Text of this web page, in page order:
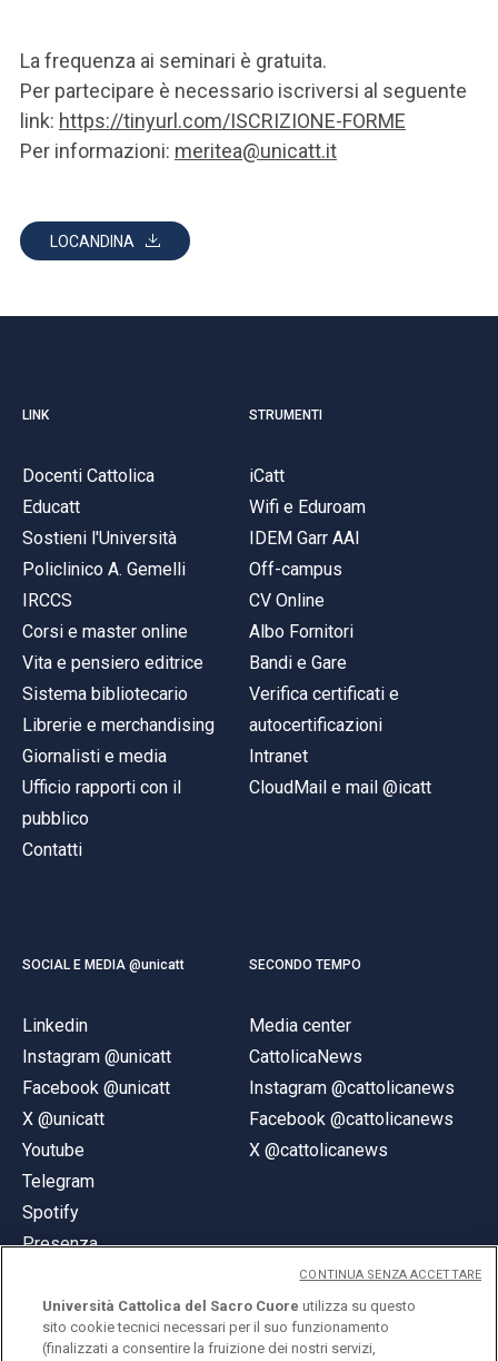
La frequenza ai seminari è gratuita.
Per partecipare è necessario iscriversi al seguente
link: https://tinyurl.com/ISCRIZIONE-FORME
Per informazioni: meritea@unicatt.it
LOCANDINA
LINK
Docenti Cattolica
Educatt
Sostieni l'Università
Policlinico A. Gemelli
IRCCS
Corsi e master online
Vita e pensiero editrice
Sistema bibliotecario
Librerie e merchandising
Giornalisti e media
Ufficio rapporti con il
pubblico
Contatti
STRUMENTI
iCatt
Wifi e Eduroam
IDEM Garr AAI
Off-campus
CV Online
Albo Fornitori
Bandi e Gare
Verifica certificati e
autocertificazioni
Intranet
CloudMail e mail @icatt
SOCIAL E MEDIA @unicatt
Linkedin
Instagram @unicatt
Facebook @unicatt
X @unicatt
Youtube
Telegram
Spotify
Presenza
SECONDO TEMPO
Media center
CattolicaNews
Instagram @cattolicanews
Facebook @cattolicanews
X @cattolicanews
Università Cattolica del Sacro Cuore utilizza su questo
sito cookie tecnici necessari per il suo funzionamento
(finalizzati a consentire la fruizione dei nostri servizi,
CONTINUA SENZA ACCETTARE